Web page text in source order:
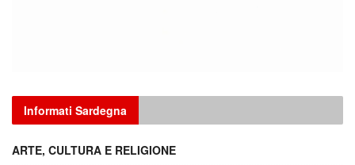
Informati Sardegna
ARTE, CULTURA E RELIGIONE